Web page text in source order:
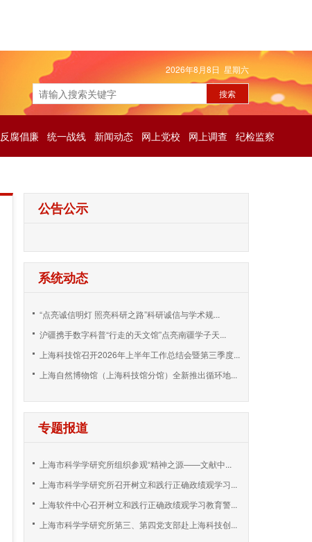
2026年8月8日 星期六
反腐倡廉 统一战线 新闻动态 网上党校 网上调查 纪检监察
公告公示
系统动态
“点亮诚信明灯 照亮科研之路”科研诚信与学术规...
沪疆携手数字科普“行走的天文馆”点亮南疆学子天...
上海科技馆召开2026年上半年工作总结会暨第三季度...
上海自然博物馆（上海科技馆分馆）全新推出循环地...
专题报道
上海市科学学研究所组织参观“精神之源——文献中...
上海市科学学研究所召开树立和践行正确政绩观学习...
上海软件中心召开树立和践行正确政绩观学习教育警...
上海市科学学研究所第三、第四党支部赴上海科技创...